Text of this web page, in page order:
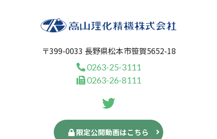
〒399-0033 長野県松本市笹賀5652-18
0263-25-3111
0263-26-8111
限定公開動画はこちら